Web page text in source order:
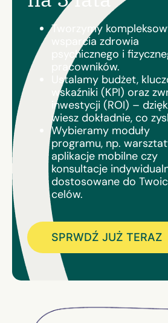
Tworzymy
wsparcia zdrowia
psychicznego i
pracowników.
Ustalamy budżet,
wskaźniki (KPI) oraz
inwestycji (ROI) –
wiesz dokładnie, co
Wybieramy moduły
programu, np.
aplikacje mobilne czy
konsultacje
dostosowane do
celów.
SPRWDŹ JUŻ TERAZ